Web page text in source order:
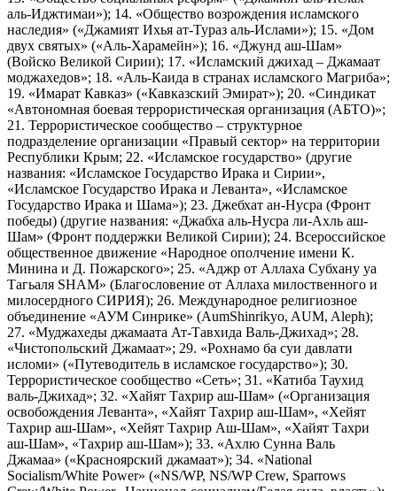
аль-Иджтимаи»); 14. «Общество возрождения исламского
наследия» («Джамият Ихья ат-Тураз аль-Ислами»); 15. «Дом
двух святых» («Аль-Харамейн»); 16. «Джунд аш-Шам»
(Войско Великой Сирии); 17. «Исламский джихад – Джамаат
моджахедов»; 18. «Аль-Каида в странах исламского Магриба»;
19. «Имарат Кавказ» («Кавказский Эмират»); 20. «Синдикат
«Автономная боевая террористическая организация (АБТО)»;
21. Террористическое сообщество – структурное
подразделение организации «Правый сектор» на территории
Республики Крым; 22. «Исламское государство» (другие
названия: «Исламское Государство Ирака и Сирии»,
«Исламское Государство Ирака и Леванта», «Исламское
Государство Ирака и Шама»); 23. Джебхат ан-Нусра (Фронт
победы) (другие названия: «Джабха аль-Нусра ли-Ахль аш-
Шам» (Фронт поддержки Великой Сирии); 24. Всероссийское
общественное движение «Народное ополчение имени К.
Минина и Д. Пожарского»; 25. «Аджр от Аллаха Субхану уа
Тагьаля SHAM» (Благословение от Аллаха милоственного и
милосердного СИРИЯ); 26. Международное религиозное
объединение «АУМ Синрике» (AumShinrikyo, AUM, Aleph);
27. «Муджахеды джамаата Ат-Тавхида Валь-Джихад»; 28.
«Чистопольский Джамаат»; 29. «Рохнамо ба суи давлати
исломи» («Путеводитель в исламское государство»); 30.
Террористическое сообщество «Сеть»; 31. «Катиба Таухид
валь-Джихад»; 32. «Хайят Тахрир аш-Шам» («Организация
освобождения Леванта», «Хайят Тахрир аш-Шам», «Хейят
Тахрир аш-Шам», «Хейят Тахрир Аш-Шам», «Хайят Тахри
аш-Шам», «Тахрир аш-Шам»); 33. «Ахлю Сунна Валь
Джамаа» («Красноярский джамаат»); 34. «National
Socialism/White Power» («NS/WP, NS/WP Crew, Sparrows